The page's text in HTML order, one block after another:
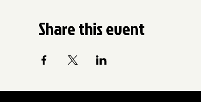
Share this event